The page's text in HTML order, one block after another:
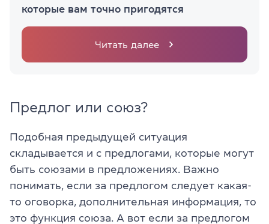
которые вам точно пригодятся
Читать далее
Предлог или союз?
Подобная предыдущей ситуация
складывается и с предлогами, которые могут
быть союзами в предложениях. Важно
понимать, если за предлогом следует какая-
то оговорка, дополнительная информация, то
это функция союза. А вот если за предлогом